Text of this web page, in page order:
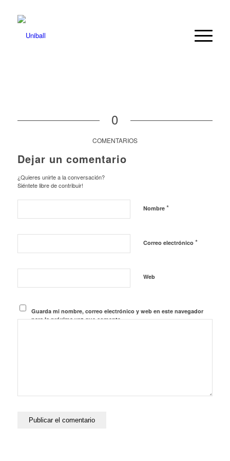
0
COMENTARIOS
Dejar un comentario
¿Quieres unirte a la conversación?
Siéntete libre de contribuir!
Nombre *
Correo electrónico *
Web
Guarda mi nombre, correo electrónico y web en este navegador
para la próxima vez que comente.